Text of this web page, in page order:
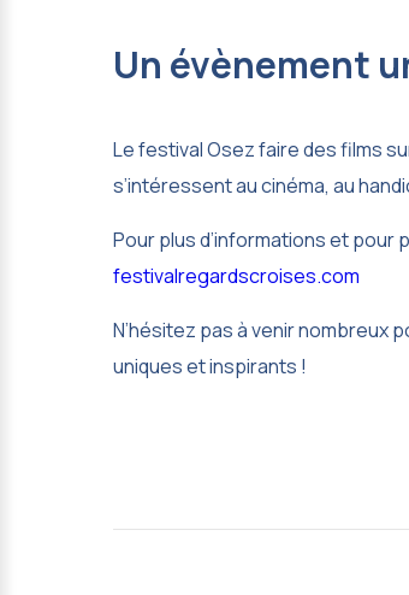
Un évènement
Le festival Osez faire des films
s’intéressent au cinéma, au
Pour plus d’informations et
festivalregardscroises.com
N’hésitez pas à venir nombreux
uniques et inspirants !